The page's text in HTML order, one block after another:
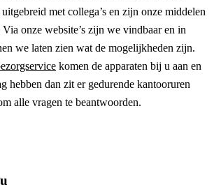
met collega’s en zijn onze middelen
onze website’s zijn we vindbaar en in
we laten zien wat de mogelijkheden zijn.
komen de apparaten bij u aan en
hebben dan zit er gedurende kantooruren
alle vragen te beantwoorden.